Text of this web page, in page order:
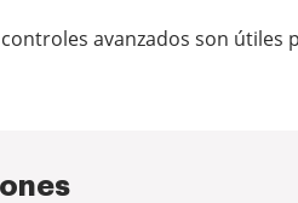
avanzados son